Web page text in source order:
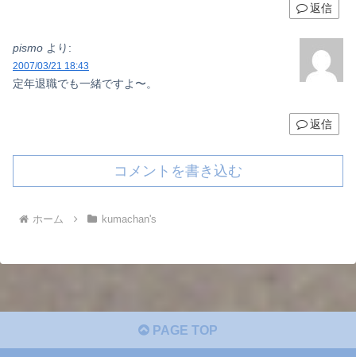
返信
pismo より:
2007/03/21 18:43
定年退職でも一緒ですよ〜。
返信
コメントを書き込む
ホーム kumachan's
PAGE TOP